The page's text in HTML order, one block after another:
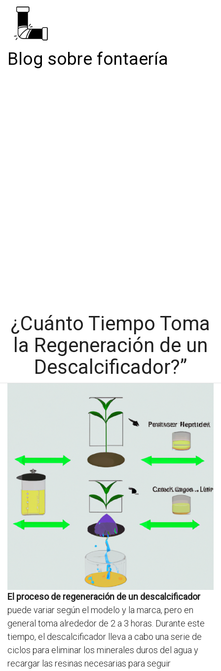
Blog sobre fontaería
¿Cuánto Tiempo Toma
la Regeneración de un
Descalcificador?”
El proceso de regeneración de un descalcificador
puede variar según el modelo y la marca, pero en
general toma alrededor de 2 a 3 horas. Durante este
tiempo, el descalcificador lleva a cabo una serie de
ciclos para eliminar los minerales duros del agua y
recargar las resinas necesarias para seguir